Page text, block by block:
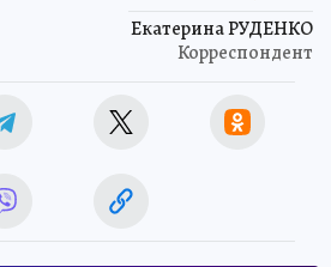
Екатерина РУДЕНКО
Корреспондент